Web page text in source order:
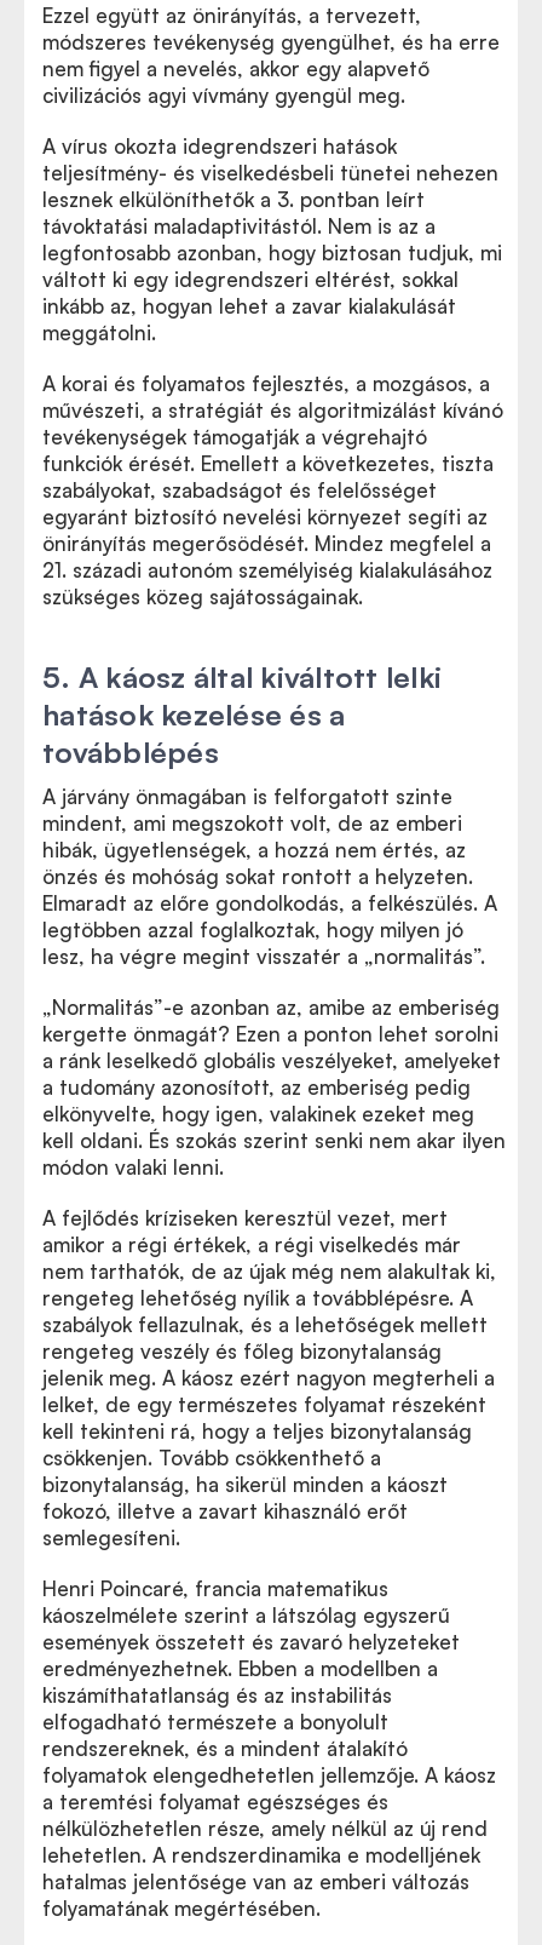
Ezzel együtt az önirányítás, a tervezett,
módszeres tevékenység gyengülhet, és ha erre
nem figyel a nevelés, akkor egy alapvető
civilizációs agyi vívmány gyengül meg.
A vírus okozta idegrendszeri hatások
teljesítmény- és viselkedésbeli tünetei nehezen
lesznek elkülöníthetők a 3. pontban leírt
távoktatási maladaptivitástól. Nem is az a
legfontosabb azonban, hogy biztosan tudjuk, mi
váltott ki egy idegrendszeri eltérést, sokkal
inkább az, hogyan lehet a zavar kialakulását
meggátolni.
A korai és folyamatos fejlesztés, a mozgásos, a
művészeti, a stratégiát és algoritmizálást kívánó
tevékenységek támogatják a végrehajtó
funkciók érését. Emellett a következetes, tiszta
szabályokat, szabadságot és felelősséget
egyaránt biztosító nevelési környezet segíti az
önirányítás megerősödését. Mindez megfelel a
21. századi autonóm személyiség kialakulásához
szükséges közeg sajátosságainak.
5. A káosz által kiváltott lelki
hatások kezelése és a
továbblépés
A járvány önmagában is felforgatott szinte
mindent, ami megszokott volt, de az emberi
hibák, ügyetlenségek, a hozzá nem értés, az
önzés és mohóság sokat rontott a helyzeten.
Elmaradt az előre gondolkodás, a felkészülés. A
legtöbben azzal foglalkoztak, hogy milyen jó
lesz, ha végre megint visszatér a „normalitás”.
„Normalitás”-e azonban az, amibe az emberiség
kergette önmagát? Ezen a ponton lehet sorolni
a ránk leselkedő globális veszélyeket, amelyeket
a tudomány azonosított, az emberiség pedig
elkönyvelte, hogy igen, valakinek ezeket meg
kell oldani. És szokás szerint senki nem akar ilyen
módon valaki lenni.
A fejlődés kríziseken keresztül vezet, mert
amikor a régi értékek, a régi viselkedés már
nem tarthatók, de az újak még nem alakultak ki,
rengeteg lehetőség nyílik a továbblépésre. A
szabályok fellazulnak, és a lehetőségek mellett
rengeteg veszély és főleg bizonytalanság
jelenik meg. A káosz ezért nagyon megterheli a
lelket, de egy természetes folyamat részeként
kell tekinteni rá, hogy a teljes bizonytalanság
csökkenjen. Tovább csökkenthető a
bizonytalanság, ha sikerül minden a káoszt
fokozó, illetve a zavart kihasználó erőt
semlegesíteni.
Henri Poincaré, francia matematikus
káoszelmélete szerint a látszólag egyszerű
események összetett és zavaró helyzeteket
eredményezhetnek. Ebben a modellben a
kiszámíthatatlanság és az instabilitás
elfogadható természete a bonyolult
rendszereknek, és a mindent átalakító
folyamatok elengedhetetlen jellemzője. A káosz
a teremtési folyamat egészséges és
nélkülözhetetlen része, amely nélkül az új rend
lehetetlen. A rendszerdinamika e modelljének
hatalmas jelentősége van az emberi változás
folyamatának megértésében.